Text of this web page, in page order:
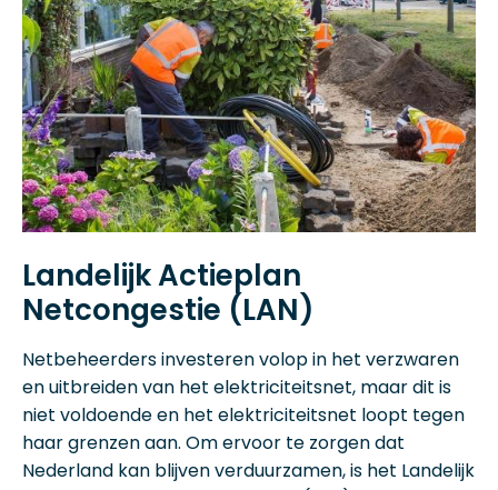
Landelijk Actieplan
Netcongestie (LAN)
Netbeheerders investeren volop in het verzwaren
en uitbreiden van het elektriciteitsnet, maar dit is
niet voldoende en het elektriciteitsnet loopt tegen
haar grenzen aan. Om ervoor te zorgen dat
Nederland kan blijven verduurzamen, is het Landelijk